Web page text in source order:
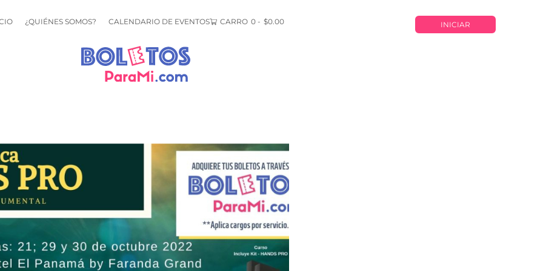
¿QUIÉNES SOMOS? CALENDARIO DE EVENTOS CARRO 0- $0.00 INICIAR